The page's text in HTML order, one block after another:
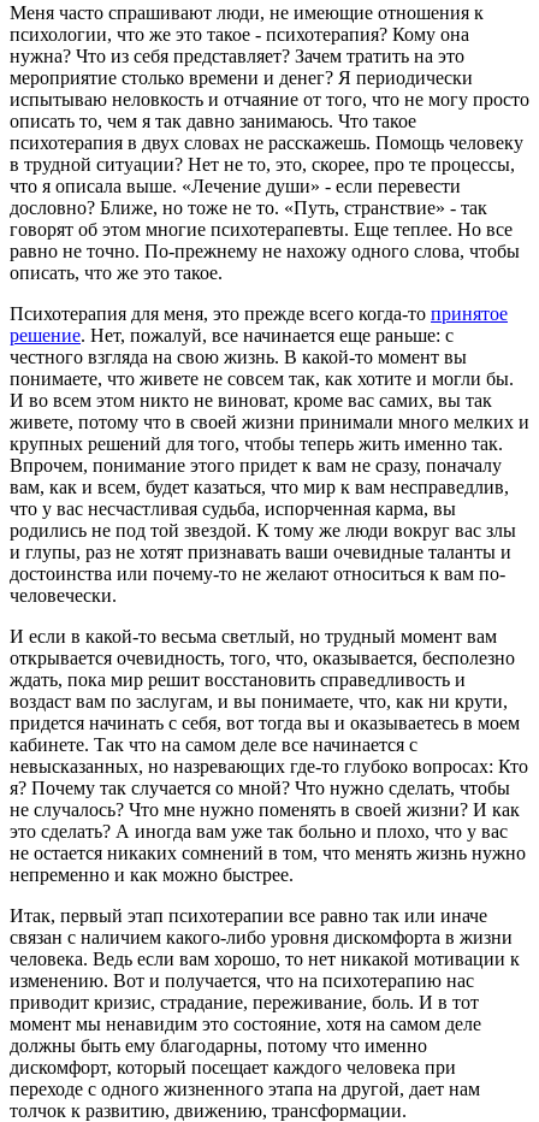
Меня часто спрашивают люди, не имеющие отношения к
психологии, что же это такое - психотерапия? Кому она
нужна? Что из себя представляет? Зачем тратить на это
мероприятие столько времени и денег? Я периодически
испытываю неловкость и отчаяние от того, что не могу просто
описать то, чем я так давно занимаюсь. Что такое
психотерапия в двух словах не расскажешь. Помощь человеку
в трудной ситуации? Нет не то, это, скорее, про те процессы,
что я описала выше. «Лечение души» - если перевести
дословно? Ближе, но тоже не то. «Путь, странствие» - так
говорят об этом многие психотерапевты. Еще теплее. Но все
равно не точно. По-прежнему не нахожу одного слова, чтобы
описать, что же это такое.
Психотерапия для меня, это прежде всего когда-то принятое
решение. Нет, пожалуй, все начинается еще раньше: с
честного взгляда на свою жизнь. В какой-то момент вы
понимаете, что живете не совсем так, как хотите и могли бы.
И во всем этом никто не виноват, кроме вас самих, вы так
живете, потому что в своей жизни принимали много мелких и
крупных решений для того, чтобы теперь жить именно так.
Впрочем, понимание этого придет к вам не сразу, поначалу
вам, как и всем, будет казаться, что мир к вам несправедлив,
что у вас несчастливая судьба, испорченная карма, вы
родились не под той звездой. К тому же люди вокруг вас злы
и глупы, раз не хотят признавать ваши очевидные таланты и
достоинства или почему-то не желают относиться к вам по-
человечески.
И если в какой-то весьма светлый, но трудный момент вам
открывается очевидность, того, что, оказывается, бесполезно
ждать, пока мир решит восстановить справедливость и
воздаст вам по заслугам, и вы понимаете, что, как ни крути,
придется начинать с себя, вот тогда вы и оказываетесь в моем
кабинете. Так что на самом деле все начинается с
невысказанных, но назревающих где-то глубоко вопросах: Кто
я? Почему так случается со мной? Что нужно сделать, чтобы
не случалось? Что мне нужно поменять в своей жизни? И как
это сделать? А иногда вам уже так больно и плохо, что у вас
не остается никаких сомнений в том, что менять жизнь нужно
непременно и как можно быстрее.
Итак, первый этап психотерапии все равно так или иначе
связан с наличием какого-либо уровня дискомфорта в жизни
человека. Ведь если вам хорошо, то нет никакой мотивации к
изменению. Вот и получается, что на психотерапию нас
приводит кризис, страдание, переживание, боль. И в тот
момент мы ненавидим это состояние, хотя на самом деле
должны быть ему благодарны, потому что именно
дискомфорт, который посещает каждого человека при
переходе с одного жизненного этапа на другой, дает нам
толчок к развитию, движению, трансформации.